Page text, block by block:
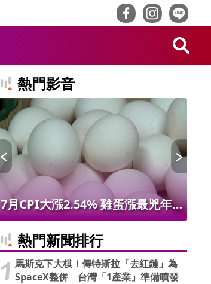
熱門影音
7月CPI大漲2.54% 雞蛋漲最兇年
幅
熱門新聞排行
馬斯克下大棋！傳特斯拉「去紅鏈」為
SpaceX整併 台灣「1產業」準備噴發